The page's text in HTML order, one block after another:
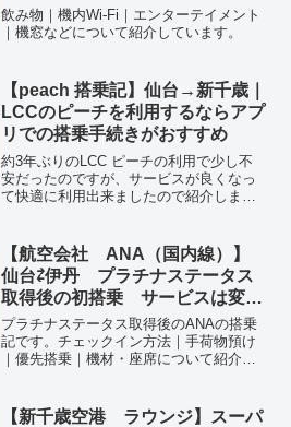
は変わるのか？②｜飲み物｜機内
Wi-Fi｜エンターテイメント｜機
飲み物｜機内Wi-Fi｜エンターテイメント
｜機窓などについて紹介しています。
【peach 搭乗記】仙台→新千歳｜
LCCのピーチを利用するならアプ
リでの搭乗手続きがおすすめ
約3年ぶりのLCC ピーチの利用で少し不
安だったのですが、サービスが良くなっ
て快適に利用出来ましたので紹介しま
【航空会社 ANA（国内線）】
仙台⇄伊丹 プラチナステータス
取得後の初搭乗 サービスは変わ
るのか？①｜チェックイン｜手荷
物預け｜優先搭乗｜機材・座席
プラチナステータス取得後のANAの搭乗
記です。チェックイン方法｜手荷物預け
｜優先搭乗｜機材・座席について紹介し
【新千歳空港 ラウンジ】スーパ